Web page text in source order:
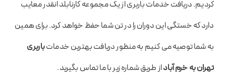
کردیم. دریافت خدمات باربری از یک مجموعه کارنابلد انقدر معایب
دارد که خستگی این دوران را در تن شما حفظ خواهد کرد. برای همین
به شما توصیه می کنیم به منظور دریافت بهترین خدماتباربری
تهران به خرم آباداز طریق شماره زیر با ما تماس بگیرید.